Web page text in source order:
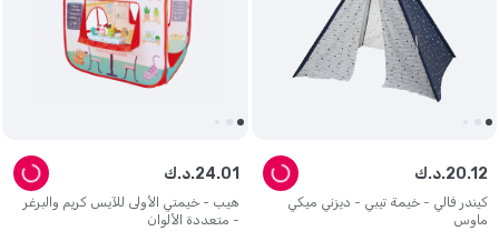
كيندر فالي - خيمة تيبي - ديزني ميكي
ماوس
د.ك.20.12
هيب - خيمتي الأولى للآيس كريم والبرغر
- متعددة الألوان
د.ك.24.01